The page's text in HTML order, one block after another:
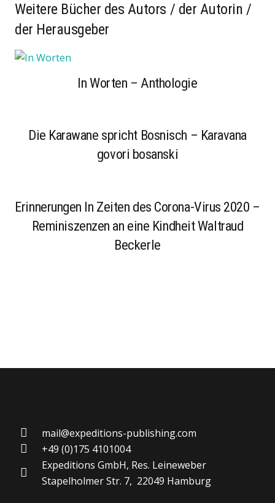
Weitere Bücher des Autors / der Autorin /
der Herausgeber
In Worten – Anthologie
Die Karawane spricht Bosnisch – Karavana
govori bosanski
Erinnerungen In Zeiten des Corona-Virus 2020 –
Reminiszenzen an eine Kindheit Waltraud
Beckerle
mail@expeditions-publishing.com
+49 (0)175 4101004
Expeditions GmbH, Res. Leineweber
Stapelholmer Str. 7, 22049 Hamburg